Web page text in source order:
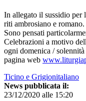
In allegato il sussidio per
riti ambrosiano e romano.
Sono pensati
Celebrazioni a motivo
ogni domenica /
pagina web
Ticino e Grigionitaliano
News pubblicata il:
23/12/2020 alle 15:20